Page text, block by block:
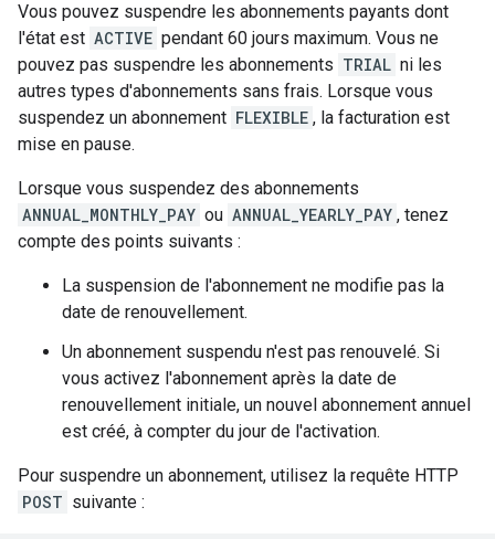
Vous pouvez suspendre les abonnements payants dont
l'état est ACTIVE pendant 60 jours maximum. Vous ne
pouvez pas suspendre les abonnements TRIAL ni les
autres types d'abonnements sans frais. Lorsque vous
suspendez un abonnement FLEXIBLE , la facturation est
mise en pause.
Lorsque vous suspendez des abonnements
ANNUAL_MONTHLY_PAY ou ANNUAL_YEARLY_PAY , tenez
compte des points suivants :
La suspension de l'abonnement ne modifie pas la
date de renouvellement.
Un abonnement suspendu n'est pas renouvelé. Si
vous activez l'abonnement après la date de
renouvellement initiale, un nouvel abonnement annuel
est créé, à compter du jour de l'activation.
Pour suspendre un abonnement, utilisez la requête HTTP
POST suivante :